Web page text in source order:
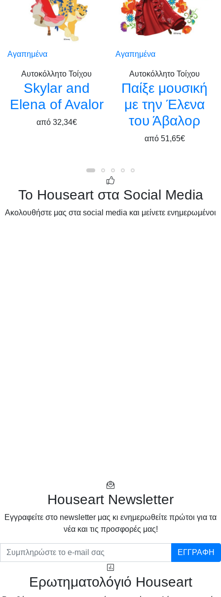
Αγαπημένα
Αυτοκόλλητο Τοίχου
Skylar and
Elena of Avalor
από 32,34€
Αγαπημένα
Αυτοκόλλητο Τοίχου
Παίξε μουσική
με την Έλενα
του Άβαλορ
από 51,65€
Το Houseart στα Social Media
Ακολουθήστε μας στα social media και μείνετε ενημερωμένοι
Houseart Newsletter
Eγγραφείτε στο newsletter μας κι ενημερωθείτε πρώτοι για τα
νέα και τις προσφορές μας!
ΕΓΓΡΑΦΗ
Ερωτηματολόγιό Houseart